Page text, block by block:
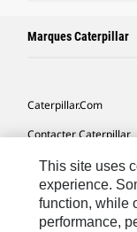
Marques Caterpillar
Caterpillar.com
Contacter Caterpillar
Mes Préférences
Plan Du Site
Cookie Settings
This site uses
experience.
function, while
performance,